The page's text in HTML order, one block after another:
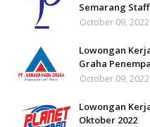
Semarang Staff
October 09, 2022
Lowongan
Graha
October 09, 2022
Lowongan
Oktober 2022